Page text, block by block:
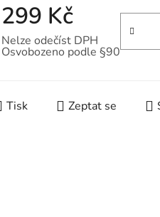
hvězdiček.
299 Kč
Nelze odečíst DPH
Osvobozeno podle §90
Tisk Zeptat se